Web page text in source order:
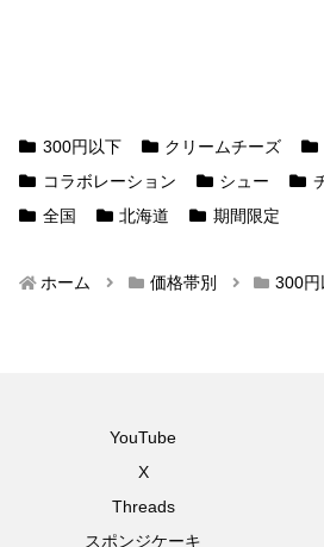
300円以下 クリームチーズ
コラボレーション
シュー
全国
北海道 期間限定
ホーム 価格帯別 300円
YouTube
X
Threads
スポンジケーキ